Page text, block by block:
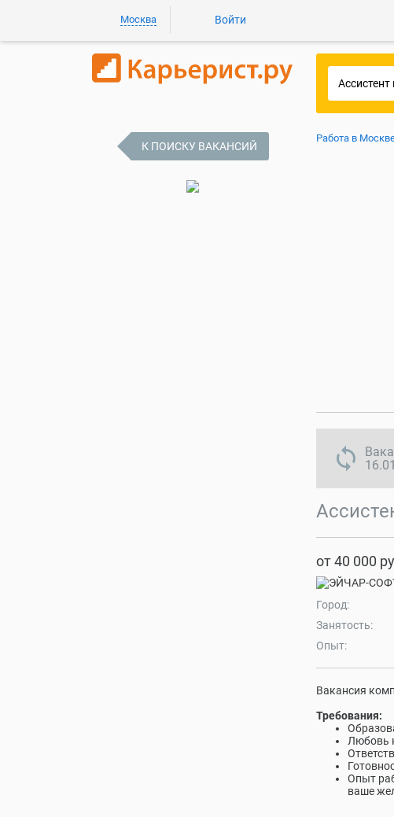
Москва Войти
Работа в
от 40 000
Город:
Занятость:
Опыт:
Вакансия
Требования:
Любовь
Опыт
ваше
К ПОИСКУ ВАКАНСИЙ